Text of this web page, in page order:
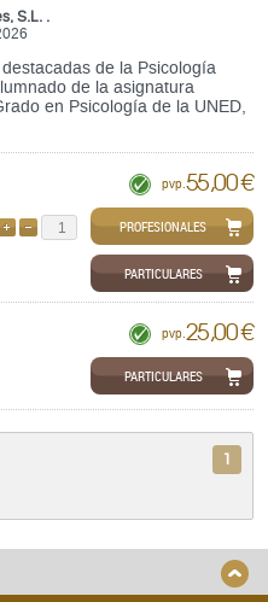
S.L. .
de la Psicología
de la asignatura
en Psicología de la UNED,
pvp. 55,00 €
QUITARPROFESIONALES
PARTICULARES
pvp. 25,00 €
PARTICULARES
1